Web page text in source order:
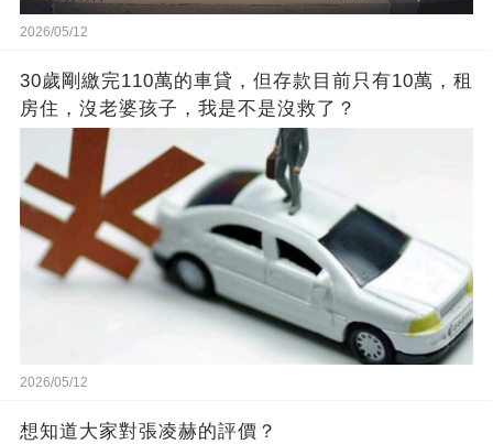
2026/05/12
30歲剛繳完110萬的車貸，但存款目前只有10萬，租
房住，沒老婆孩子，我是不是沒救了？
2026/05/12
想知道大家對張凌赫的評價？